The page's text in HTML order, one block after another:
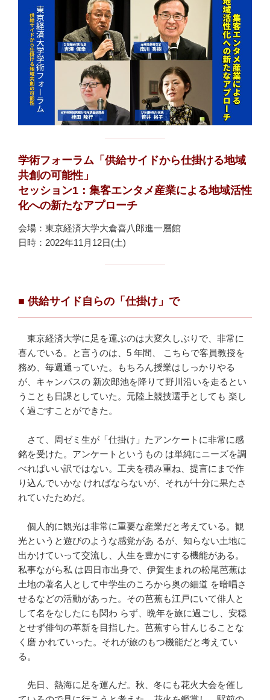
学術フォーラム「供給サイドから仕掛ける地域
共創の可能性」
セッション1：集客エンタメ産業による地域活性
化への新たなアプローチ
会場：東京経済大学大倉喜八郎進一層館
日時：2022年11月12日(土)
■ 供給サイド自らの「仕掛け」で
東京経済大学に足を運ぶのは大変久しぶりで、非常に
喜んでいる。と言うのは、5 年間、 こちらで客員教授を
務め、毎週通っていた。もちろん授業はしっかりやる
が、キャンパスの 新次郎池を降りて野川沿いを走るとい
うことも日課としていた。元陸上競技選手としても 楽し
く過ごすことができた。
さて、周ゼミ生が「仕掛け」たアンケートに非常に感
銘を受けた。アンケートというもの は単純にニーズを調
べればいい訳ではない。工夫を積み重ね、提言にまで作
り込んでいかな ければならないが、それが十分に果たさ
れていたためだ。
個人的に観光は非常に重要な産業だと考えている。観
光というと遊びのような感覚があ るが、知らない土地に
出かけていって交流し、人生を豊かにする機能がある。
私事ながら私 は四日市出身で、伊賀生まれの松尾芭蕉は
土地の著名人として中学生のころから奥の細道 を暗唱さ
せるなどの活動があった。その芭蕉も江戸にいて俳人と
して名をなしたにも関わ らず、晩年を旅に過ごし、安穏
とせず俳句の革新を目指した。芭蕉すら甘んじることな
く磨 かれていった。それが旅のもつ機能だと考えてい
る。
先日、熱海に足を運んだ。秋、冬にも花火大会を催し